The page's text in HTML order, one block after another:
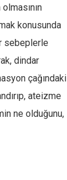
konusunda
sebeplerle
dindar
çağındaki
ateizme
ne olduğunu,